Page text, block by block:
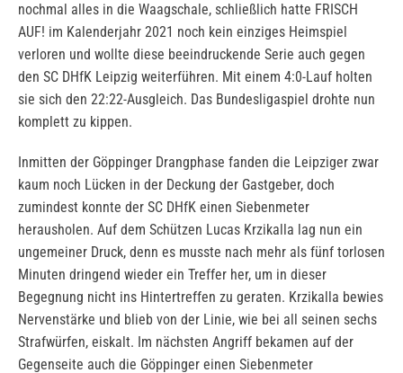
nochmal alles in die Waagschale, schließlich hatte FRISCH
AUF! im Kalenderjahr 2021 noch kein einziges Heimspiel
verloren und wollte diese beeindruckende Serie auch gegen
den SC DHfK Leipzig weiterführen. Mit einem 4:0-Lauf holten
sie sich den 22:22-Ausgleich. Das Bundesligaspiel drohte nun
komplett zu kippen.
Inmitten der Göppinger Drangphase fanden die Leipziger zwar
kaum noch Lücken in der Deckung der Gastgeber, doch
zumindest konnte der SC DHfK einen Siebenmeter
herausholen. Auf dem Schützen Lucas Krzikalla lag nun ein
ungemeiner Druck, denn es musste nach mehr als fünf torlosen
Minuten dringend wieder ein Treffer her, um in dieser
Begegnung nicht ins Hintertreffen zu geraten. Krzikalla bewies
Nervenstärke und blieb von der Linie, wie bei all seinen sechs
Strafwürfen, eiskalt. Im nächsten Angriff bekamen auf der
Gegenseite auch die Göppinger einen Siebenmeter